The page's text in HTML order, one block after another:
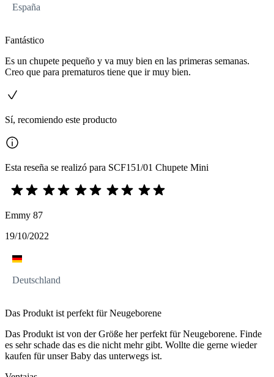
España
Fantástico
Es un chupete pequeño y va muy bien en las primeras semanas.
Creo que para prematuros tiene que ir muy bien.
Sí, recomiendo este producto
Esta reseña se realizó para SCF151/01 Chupete Mini
Emmy 87
19/10/2022
Deutschland
Das Produkt ist perfekt für Neugeborene
Das Produkt ist von der Größe her perfekt für Neugeborene. Finde
es sehr schade das es die nicht mehr gibt. Wollte die gerne wieder
kaufen für unser Baby das unterwegs ist.